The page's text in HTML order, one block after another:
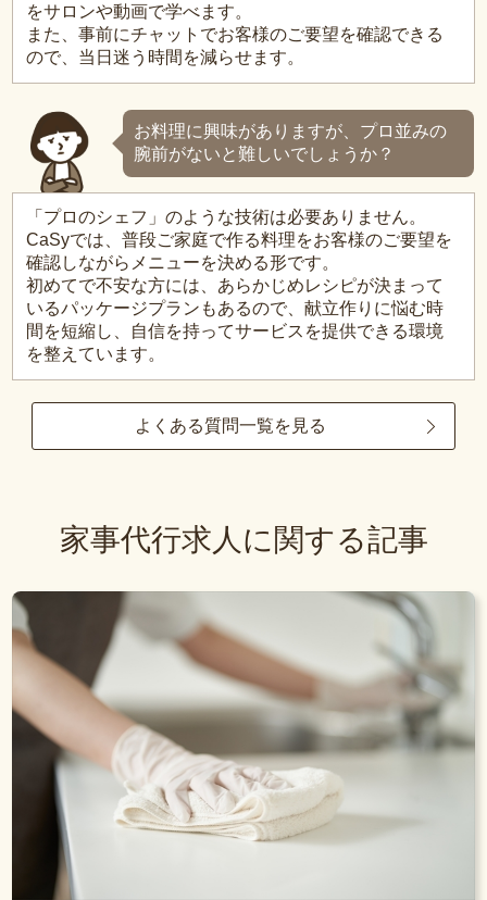
をサロンや動画で学べます。
また、事前にチャットでお客様のご要望を確認できる
ので、当日迷う時間を減らせます。
お料理に興味がありますが、プロ並みの
腕前がないと難しいでしょうか？
「プロのシェフ」のような技術は必要ありません。
CaSyでは、普段ご家庭で作る料理をお客様のご要望を
確認しながらメニューを決める形です。
初めてで不安な方には、あらかじめレシピが決まって
いるパッケージプランもあるので、献立作りに悩む時
間を短縮し、自信を持ってサービスを提供できる環境
を整えています。
よくある質問一覧を見る
家事代行求人に関する記事